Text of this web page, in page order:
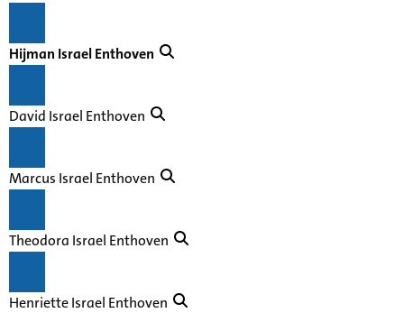
Hijman Israel Enthoven
David Israel Enthoven
Marcus Israel Enthoven
Theodora Israel Enthoven
Henriette Israel Enthoven